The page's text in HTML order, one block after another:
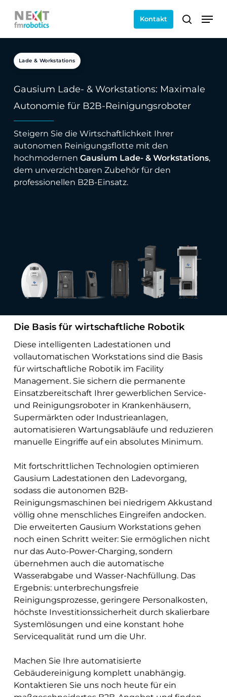
main
Kontakt search
Menu
Lade & Workstations
Gausium Lade- & Workstations: Maximale
Autonomie für B2B-Reinigungsroboter
Steigern Sie die Wirtschaftlichkeit Ihrer
autonomen Reinigungsflotte mit den
hochmodernen Gausium Lade- & Workstations,
dem unverzichtbaren Zubehör für den
professionellen B2B-Einsatz.
Die Basis für wirtschaftliche Robotik
Diese intelligenten Ladestationen und
vollautomatischen Workstations sind die Basis
für wirtschaftliche Robotik im Facility
Management. Sie sichern die permanente
Einsatzbereitschaft Ihrer gewerblichen Service-
und Reinigungsroboter in Krankenhäusern,
Supermärkten oder Industrieanlagen,
automatisieren Wartungsabläufe und reduzieren
manuelle Eingriffe auf ein absolutes Minimum.
Mit fortschrittlichen Technologien optimieren
Gausium Ladestationen den Ladevorgang,
sodass die autonomen B2B-
Reinigungsmaschinen bei niedrigem Akkustand
völlig ohne menschliches Eingreifen andocken.
Die erweiterten Gausium Workstations gehen
noch einen Schritt weiter: Sie ermöglichen nicht
nur das Auto-Power-Charging, sondern
übernehmen auch die automatische
Wasserabgabe und Wasser-Nachfüllung. Das
Ergebnis: unterbrechungsfreie
Reinigungsprozesse, geringere Personalkosten,
höchste Investitionssicherheit durch skalierbare
Systemlösungen und eine konstant hohe
Servicequalität rund um die Uhr.
Machen Sie Ihre automatisierte
Gebäudereinigung komplett unabhängig.
Kontaktieren Sie uns noch heute für ein